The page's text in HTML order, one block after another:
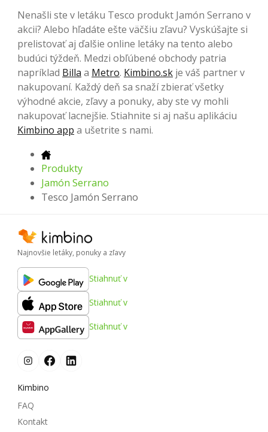
Nenašli ste v letáku Tesco produkt Jamón Serrano v
akcii? Alebo hľadáte ešte väčšiu zľavu? Vyskúšajte si
prelistovať aj ďalšie online letáky na tento alebo
budúci týždeň. Medzi obľúbené obchody patria
napríklad Billa a Metro. Kimbino.sk je váš partner v
nakupovaní. Každý deň sa snaží zbierať všetky
výhodné akcie, zľavy a ponuky, aby ste vy mohli
nakupovať lacnejšie. Stiahnite si aj našu aplikáciu
Kimbino app a ušetrite s nami.
Produkty
Jamón Serrano
Tesco Jamón Serrano
Najnovšie letáky, ponuky a zľavy
Stiahnuť v
Stiahnuť v
Stiahnuť v
Kimbino
FAQ
Kontakt